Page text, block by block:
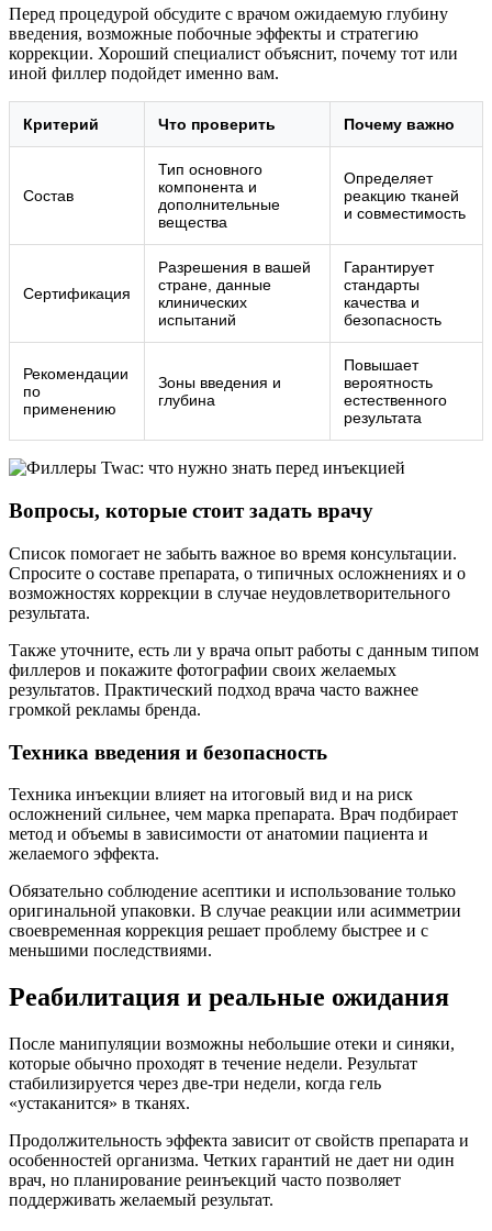
Перед процедурой обсудите с врачом ожидаемую глубину
введения, возможные побочные эффекты и стратегию
коррекции. Хороший специалист объяснит, почему тот или
иной филлер подойдет именно вам.
Критерий Что проверить Почему важно
Состав
Тип основного
компонента и
дополнительные
вещества
Определяет
реакцию тканей
и совместимость
Сертификация
Разрешения в вашей
стране, данные
клинических
испытаний
Гарантирует
стандарты
качества и
безопасность
Рекомендации
по
применению
Зоны введения и
глубина
Повышает
вероятность
естественного
результата
Вопросы, которые стоит задать врачу
Список помогает не забыть важное во время консультации.
Спросите о составе препарата, о типичных осложнениях и о
возможностях коррекции в случае неудовлетворительного
результата.
Также уточните, есть ли у врача опыт работы с данным типом
филлеров и покажите фотографии своих желаемых
результатов. Практический подход врача часто важнее
громкой рекламы бренда.
Техника введения и безопасность
Техника инъекции влияет на итоговый вид и на риск
осложнений сильнее, чем марка препарата. Врач подбирает
метод и объемы в зависимости от анатомии пациента и
желаемого эффекта.
Обязательно соблюдение асептики и использование только
оригинальной упаковки. В случае реакции или асимметрии
своевременная коррекция решает проблему быстрее и с
меньшими последствиями.
Реабилитация и реальные ожидания
После манипуляции возможны небольшие отеки и синяки,
которые обычно проходят в течение недели. Результат
стабилизируется через две-три недели, когда гель
«устаканится» в тканях.
Продолжительность эффекта зависит от свойств препарата и
особенностей организма. Четких гарантий не дает ни один
врач, но планирование реинъекций часто позволяет
поддерживать желаемый результат.